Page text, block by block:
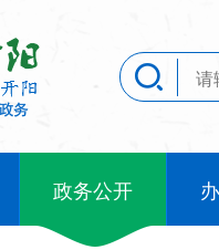
政务公开